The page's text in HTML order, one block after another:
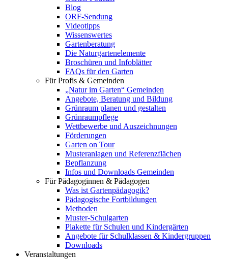
Blog
ORF-Sendung
Videotipps
Wissenswertes
Gartenberatung
Die Naturgartenelemente
Broschüren und Infoblätter
FAQs für den Garten
Für Profis & Gemeinden
„Natur im Garten“ Gemeinden
Angebote, Beratung und Bildung
Grünraum planen und gestalten
Grünraumpflege
Wettbewerbe und Auszeichnungen
Förderungen
Garten on Tour
Musteranlagen und Referenzflächen
Bepflanzung
Infos und Downloads Gemeinden
Für Pädagoginnen & Pädagogen
Was ist Gartenpädagogik?
Pädagogische Fortbildungen
Methoden
Muster-Schulgarten
Plakette für Schulen und Kindergärten
Angebote für Schulklassen & Kindergruppen
Downloads
Veranstaltungen